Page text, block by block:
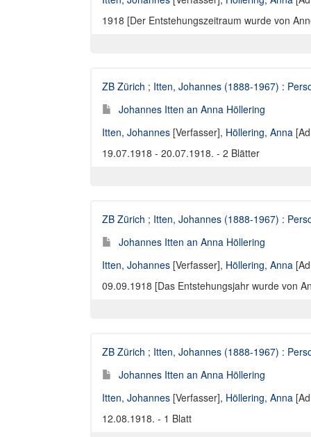
1918 [Der Entstehungszeitraum wurde von
ZB Zürich ; Itten, Johannes (1888-1967) :
Johannes Itten an Anna Höllering
Itten, Johannes [Verfasser], Höllering, Anna
19.07.1918 - 20.07.1918. - 2 Blätter
ZB Zürich ; Itten, Johannes (1888-1967) :
Johannes Itten an Anna Höllering
Itten, Johannes [Verfasser], Höllering, Anna
09.09.1918 [Das Entstehungsjahr wurde von
ZB Zürich ; Itten, Johannes (1888-1967) :
Johannes Itten an Anna Höllering
Itten, Johannes [Verfasser], Höllering, Anna
12.08.1918. - 1 Blatt